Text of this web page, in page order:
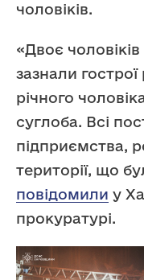
чоловіків.
«Двоє
зазнали гострої
річного
суглоба. Всі
підприємства,
території, що
повідомили у
прокуратурі.